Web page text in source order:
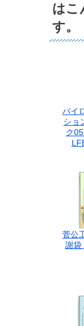
はこ
す。
パイ
ショ
ク
菅公
謝袋